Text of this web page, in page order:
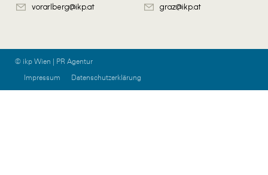
vorarlberg@ikp.at
graz@ikp.at
© ikp Wien | PR Agentur
Impressum
Datenschutzerklärung